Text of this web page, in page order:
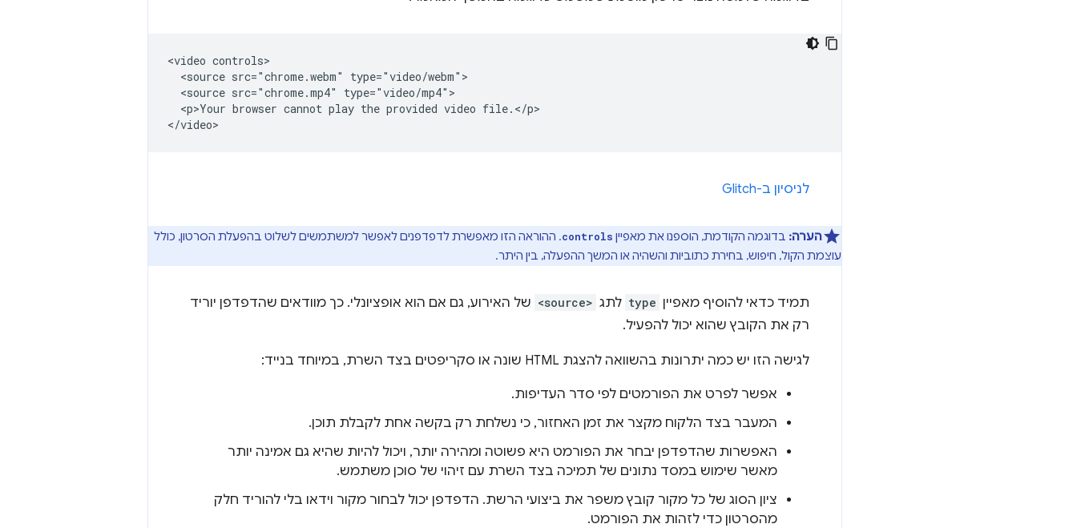
<video controls>
  <source src="chrome.webm" type="video/webm">
  <source src="chrome.mp4" type="video/mp4">
  <p>Your browser cannot play the provided video file.</p>
לניסיון ב-Glitch
הערה: בדוגמה הקודמת, הוספנו את מאפיין controls. ההוראה הזו מאפשרת לדפדפנים לאפשר למשתמשים לשלוט בהפעלת הסרטון, כולל
עוצמת הקול, חיפוש, בחירת כתוביות והשהיה או המשך ההפעלה, בין היתר.
תמיד כדאי להוסיף מאפיין type לתג <source> של האירוע, גם אם הוא אופציונלי. כך מוודאים שהדפדפן יוריד
רק את הקובץ שהוא יכול להפעיל.
לגישה הזו יש כמה יתרונות בהשוואה להצגת HTML שונה או סקריפטים בצד השרת, במיוחד בנייד:
אפשר לפרט את הפורמטים לפי סדר העדיפות.
המעבר בצד הלקוח מקצר את זמן האחזור, כי נשלחת רק בקשה אחת לקבלת תוכן.
האפשרות שהדפדפן יבחר את הפורמט היא פשוטה ומהירה יותר, ויכול להיות שהיא גם אמינה יותר
מאשר שימוש במסד נתונים של תמיכה בצד השרת עם זיהוי של סוכן משתמש.
ציון הסוג של כל מקור קובץ משפר את ביצועי הרשת. הדפדפן יכול לבחור מקור וידאו בלי להוריד חלק
מהסרטון כדי לזהות את הפורמט.